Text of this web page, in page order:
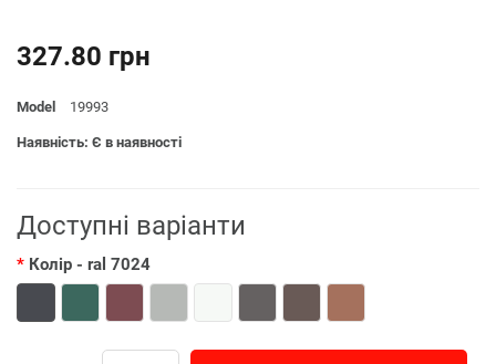
327.80 грн
Model 19993
Наявність: Є в наявності
Доступні варіанти
Колір - ral 7024